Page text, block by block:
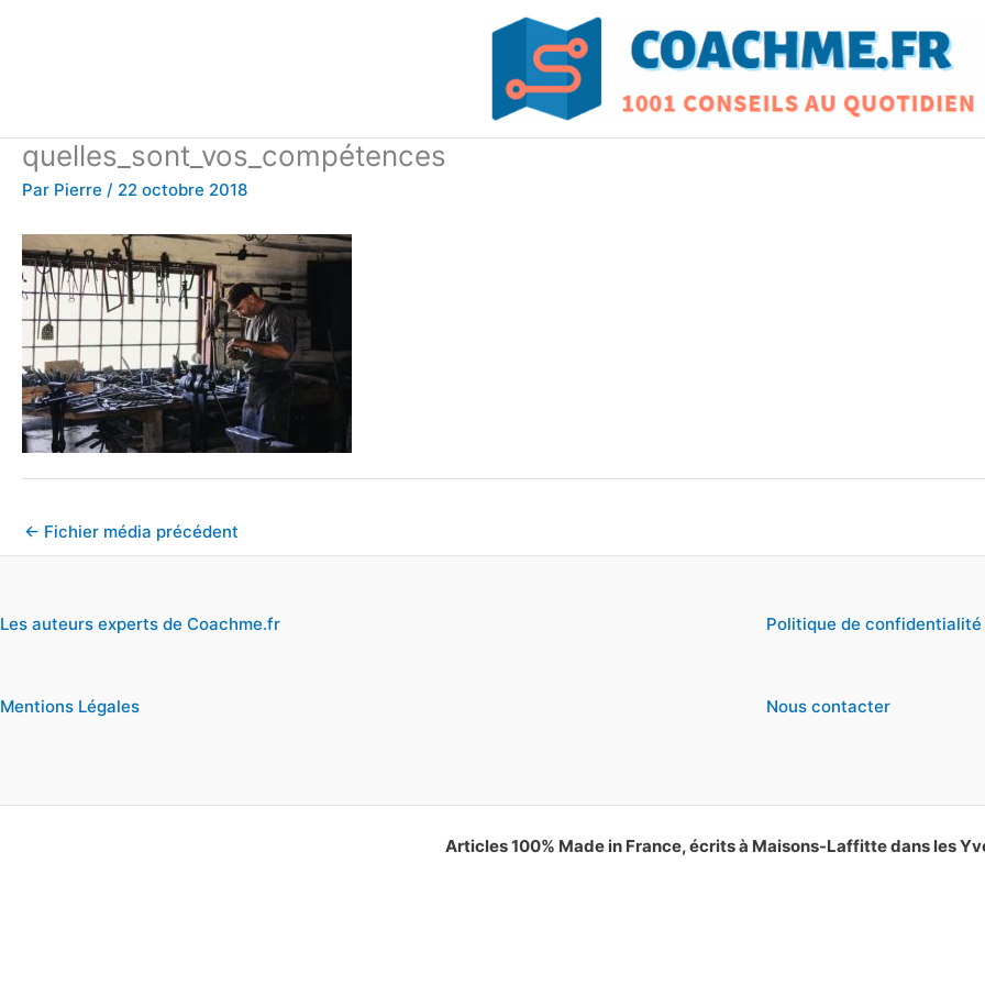
quelles_sont_vos_compétences
Par Pierre / 22 octobre 2018
← Fichier média précédent
Les auteurs experts de Coachme.fr
Mentions Légales
Politique de confidentialité
Nous contacter
Articles 100% Made in France, écrits à Maisons-Laffitte dans les